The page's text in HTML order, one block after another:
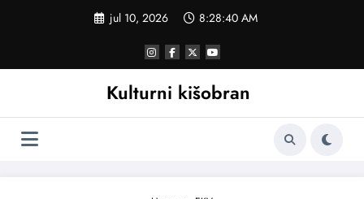
jul 10, 2026 8:28:40 AM
Kulturni kišobran